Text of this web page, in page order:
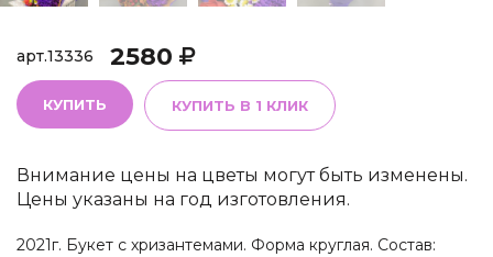
арт.13336 2580
КУПИТЬ КУПИТЬ В 1 КЛИК
Внимание цены на цветы могут быть изменены.
Цены указаны на год изготовления.
2021г. Букет с хризантемами. Форма круглая. Состав: